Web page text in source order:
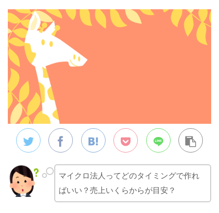
マイクロ法人ってどのタイミングで作れ
ばいい？売上いくらからが目安？